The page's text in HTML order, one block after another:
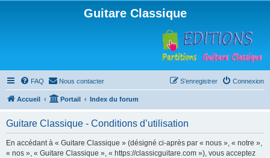
Guitare Classique
FAQ Nous contacter Connexion
S’enregistrer
Accueil Portail Index du forum
Guitare Classique - Conditions d’utilisation
En accédant à « Guitare Classique » (désigné ci-après par « nous », « notre »,
« nos », « Guitare Classique », « https://classicguitare.com »), vous acceptez